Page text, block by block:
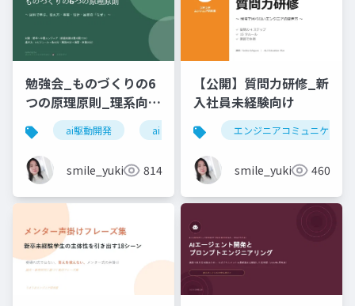
勉強会_ものづくりの6
つの原理原則_理系向け
6時間_2026_05_24_
石黒友季子
ai駆動開発 ai
smile_yukiko_it814
【公開】質問力研修_新
入社員未経験向け
エンジニアコミュニケーシ
smile_yukiko_it460